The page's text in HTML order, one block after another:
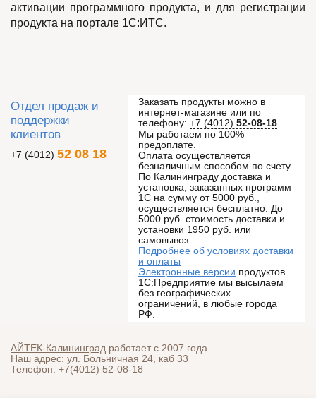
активации программного продукта, и для регистрации
продукта на портале 1С:ИТС.
Отдел продаж и
поддержки
клиентов
+7 (4012) 52 08 18
Заказать продукты можно в
интернет-магазине или по
телефону: +7 (4012) 52-08-18
Мы работаем по 100%
предоплате.
Оплата осуществляется
безналичным способом по счету.
По Калининграду доставка и
установка, заказанных программ
1С на сумму от 5000 руб.,
осуществляется бесплатно. До
5000 руб. стоимость доставки и
установки 1950 руб. или
самовывоз.
Подробнее об условиях доставки
и оплаты
Электронные версии продуктов
1С:Предприятие мы высылаем
без географических
ограничений, в любые города
РФ.
АЙТЕК-Калининград работает с 2007 года
Наш адрес: ул. Больничная 24, каб 33
Телефон: +7(4012) 52-08-18